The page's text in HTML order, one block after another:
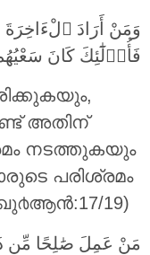
وَمَنْ أَرَادَ
فَأُو۟لَٰٓئِكَ كَانَ
അതിന്
നടത്തുകയും
പരിശ്രമം
19)
مَنْ عَمِلَ صَٰلِحًا مِّن